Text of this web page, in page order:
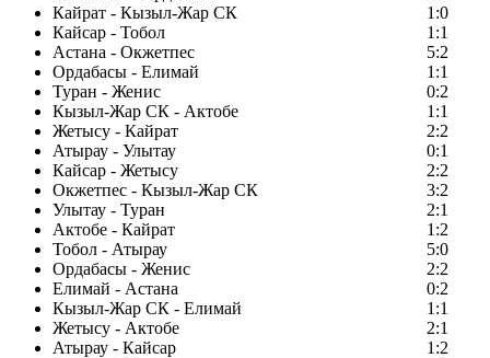
Кайрат - Кызыл-Жар СК
1:0
Кайсар - Тобол
1:1
Астана - Окжетпес
5:2
Ордабасы - Елимай
1:1
Туран - Женис
0:2
Кызыл-Жар СК - Актобе
1:1
Жетысу - Кайрат
2:2
Атырау - Улытау
0:1
Кайсар - Жетысу
2:2
Окжетпес - Кызыл-Жар СК
3:2
Улытау - Туран
2:1
Актобе - Кайрат
1:2
Тобол - Атырау
5:0
Ордабасы - Женис
2:2
Елимай - Астана
0:2
Кызыл-Жар СК - Елимай
1:1
Жетысу - Актобе
2:1
Атырау - Кайсар
1:2